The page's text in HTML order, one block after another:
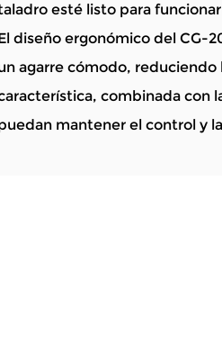
esté listo para
diseño ergonómico del CG-
agarre cómodo,
combinada con
mantener el control y